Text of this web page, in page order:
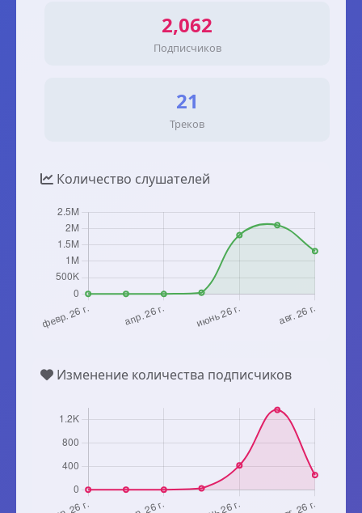
2,062
Подписчиков
21
Треков
Количество слушателей
Изменение количества подписчиков